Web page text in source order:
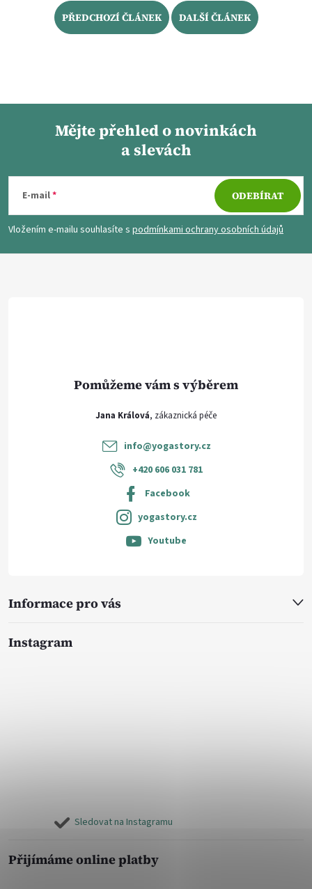
PŘEDCHOZÍ ČLÁNEK DALŠÍ ČLÁNEK
p
Mějte přehled o novinkách
a slevách
E-mail
Vložením e-mailu souhlasíte s podmínkami ochrany osobních údajů
ODEBÍRAT
Jana Králová
info@yogastory.cz
+420 606 031 781
Facebook
yogastory.cz
Youtube
Informace pro vás
Instagram
Sledovat na Instagramu
Přijímáme online platby